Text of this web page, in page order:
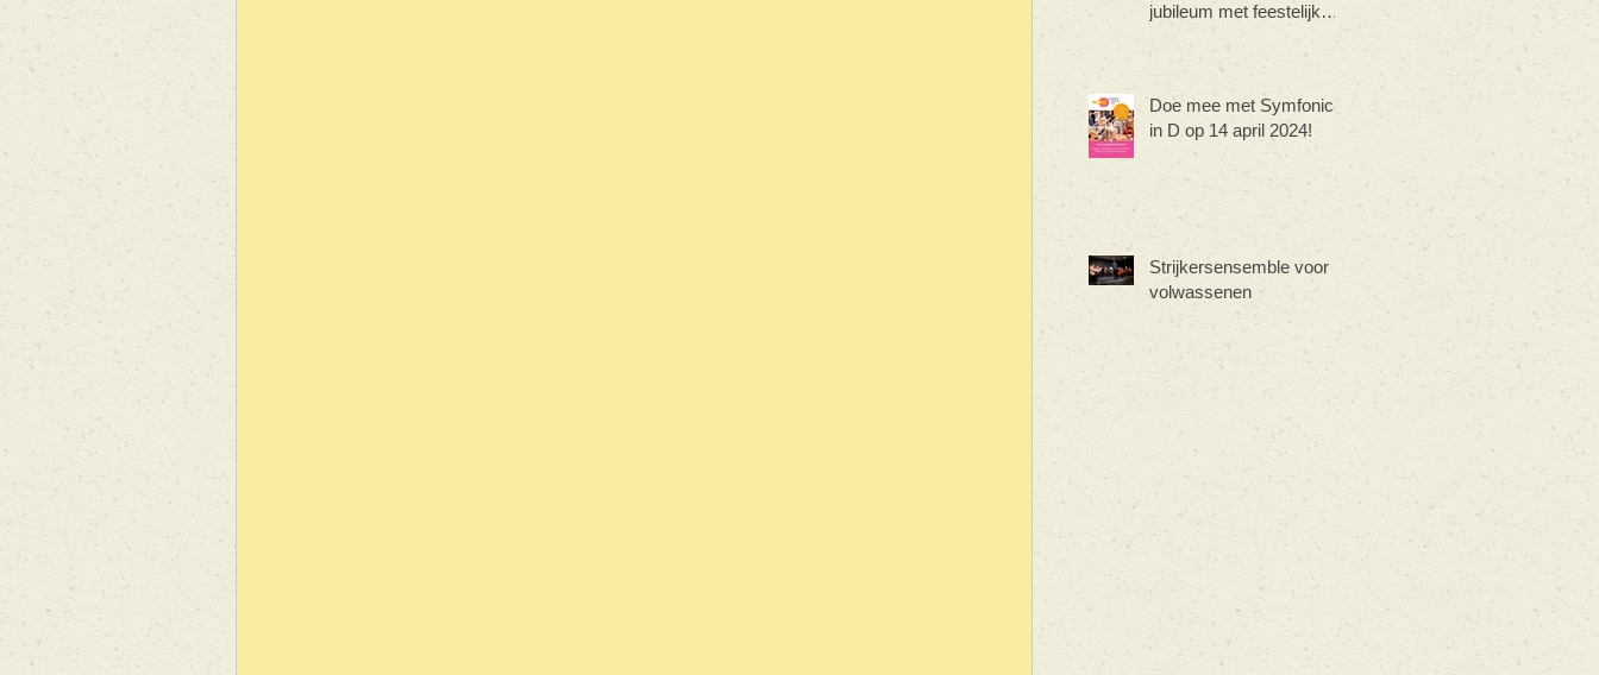
jubileum met feestelijk
Doe mee met Symfonica
in D op 14 april 2024!
Strijkersensemble voor
volwassenen